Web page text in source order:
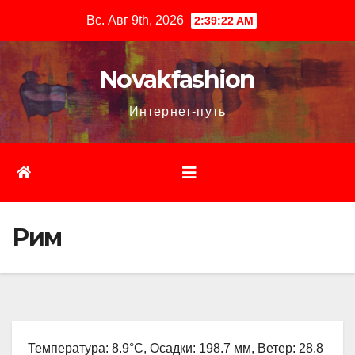
содержимому
Вс. Авг 9th, 2026 2:39:23 AM
Novakfashion
Интернет-путь
Рим
Температура: 8.9°C, Осадки: 198.7 мм, Ветер: 28.8